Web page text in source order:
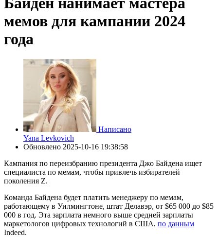
мемов для кампании 2024
года
Написано
Yana Levkovich
Обновлено 2025-10-16 19:38:58
Кампания по переизбранию президента Джо Байдена ищет
специалиста по мемам, чтобы привлечь избирателей
поколения Z.
Команда Байдена будет платить менеджеру по мемам,
работающему в Уилмингтоне, штат Делавэр, от $65 000 до $85
000 в год. Эта зарплата немного выше средней зарплаты
маркетологов цифровых технологий в США, по данным
Indeed.